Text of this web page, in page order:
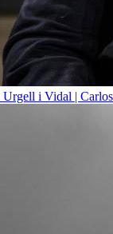
Urgell i Vidal |